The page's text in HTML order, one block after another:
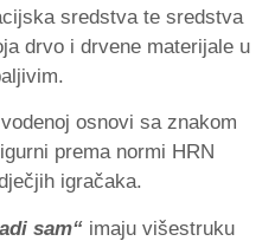
sredstva te sredstva
drvo i drvene materijale u
osnovi sa znakom
prema normi HRN
igračaka.
sam“ imaju višestruku